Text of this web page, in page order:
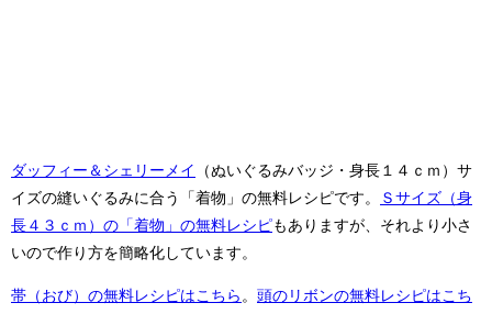
ダッフィー＆シェリーメイ
（ぬいぐるみバッジ・身長１４ｃｍ）サ
イズの縫いぐるみに合う「着物」の無料レシピです。
Ｓサイズ（身
長４３ｃｍ）の「着物」の無料レシピもありますが、それより小さ
いので作り方を簡略化しています。
帯（おび）の無料レシピはこちら 。 頭のリボンの無料レシピはこち